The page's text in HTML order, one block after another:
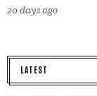
20 days ago
LATEST